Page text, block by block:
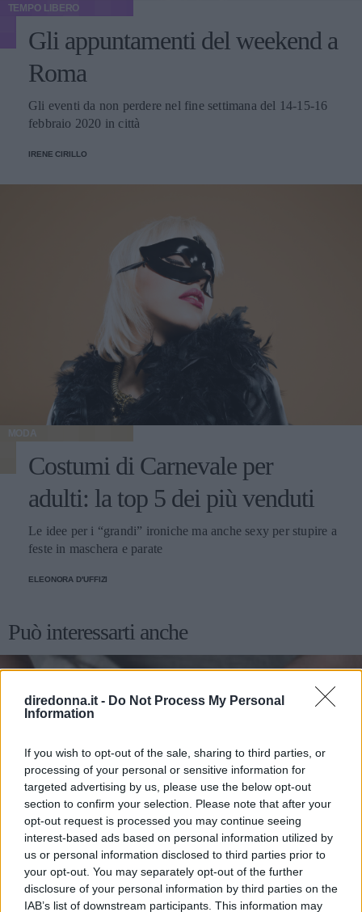
diredonna.it - Do Not Process My Personal
Information
If you wish to opt-out of the sale, sharing to third parties, or
processing of your personal or sensitive information for
targeted advertising by us, please use the below opt-out
section to confirm your selection. Please note that after your
opt-out request is processed you may continue seeing
interest-based ads based on personal information utilized by
us or personal information disclosed to third parties prior to
your opt-out. You may separately opt-out of the further
disclosure of your personal information by third parties on the
IAB’s list of downstream participants. This information may
TEMPO LIBERO
Gli appuntamenti del weekend a
Roma
Gli eventi da non perdere nel fine settimana del 14-15-16
febbraio 2020 in città
IRENE CIRILLO
MODA
Costumi di Carnevale per
adulti: la top 5 dei più venduti
Le idee per i “grandi” ironiche ma anche sexy per stupire a
feste in maschera e parate
ELEONORA D'UFFIZI
Può interessarti anche